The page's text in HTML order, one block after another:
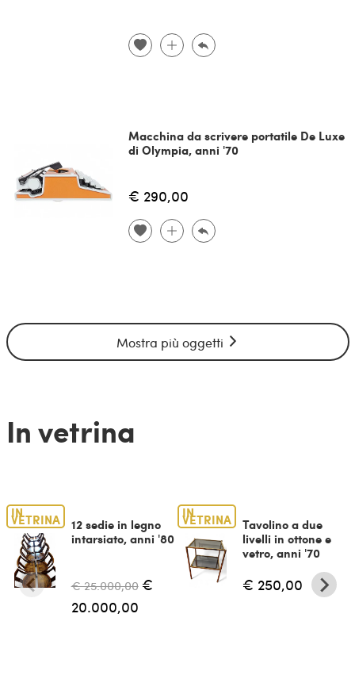
Macchina da scrivere portatile De Luxe
di Olympia, anni '70
€ 290,00
Mostra più oggetti
In vetrina
IN
VETRINA
12 sedie in legno
intarsiato, anni '80
€ 25.000,00 €
20.000,00
IN
VETRINA
Tavolino a due
livelli in ottone e
vetro, anni '70
€ 250,00